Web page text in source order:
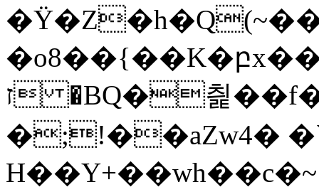
ז �BQ�칉��f��k�w��ًs�@� �+�
�;!��aZw4�
H��Y+��wh��c�~